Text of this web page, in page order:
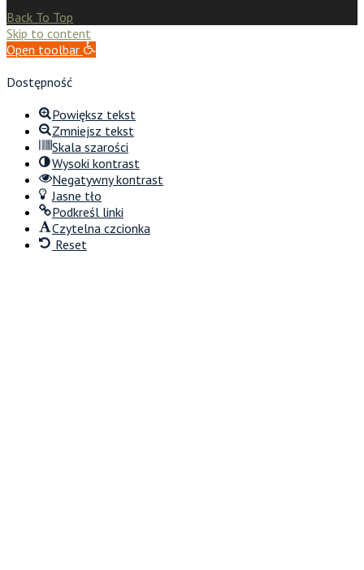
Back To Top
Skip to content
Open toolbar
Dostępność
Powiększ tekst
Zmniejsz tekst
Skala szarości
Wysoki kontrast
Negatywny kontrast
Jasne tło
Podkreśl linki
Czytelna czcionka
Reset